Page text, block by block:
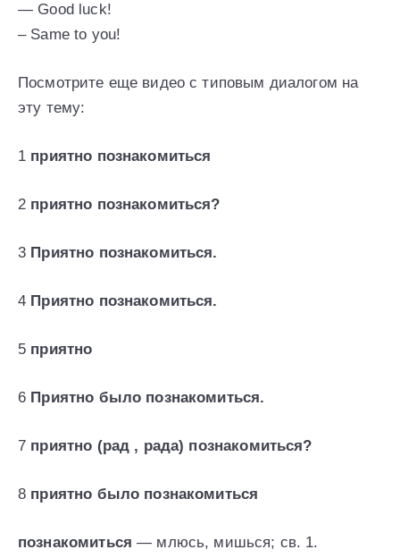
— Good luck!
– Same to you!
Посмотрите еще видео с типовым диалогом на
эту тему:
1 приятно познакомиться
2 приятно познакомиться?
3 Приятно познакомиться.
4 Приятно познакомиться.
5 приятно
6 Приятно было познакомиться.
7 приятно (рад , рада) познакомиться?
8 приятно было познакомиться
познакомиться — млюсь, мишься; св. 1.